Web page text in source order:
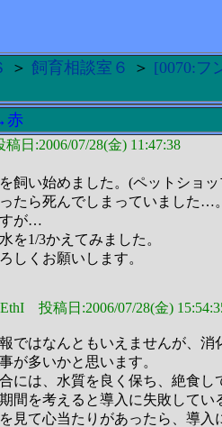
＞ 飼育相談室６ ＞ [0070:
赤
日:2006/07/28(金) 11:47:38
飼い始めました。(ペットショ
たら死んでしまっていました…
すが…
を1/3かえてみました。
しくお願いします。
投稿日:2006/07/28(金)
ではなんともいえませんが、
が多いかと思います。
には、水質を良く保ち、絶食し
間を考えると導入に失敗してい
見て心当たりがあったら、導入